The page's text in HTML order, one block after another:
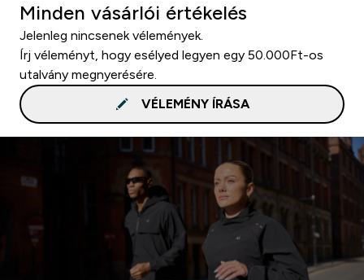
Minden vásárlói értékelés
Jelenleg nincsenek vélemények.
Írj véleményt, hogy esélyed legyen egy 50.000Ft-os
utalvány megnyerésére.
VÉLEMÉNY ÍRÁSA